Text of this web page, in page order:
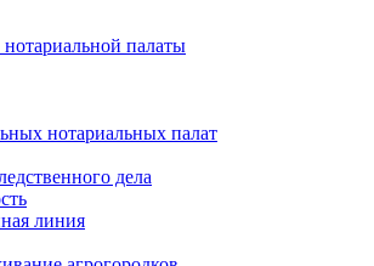
палаты
нотариальных палат
дела
линия